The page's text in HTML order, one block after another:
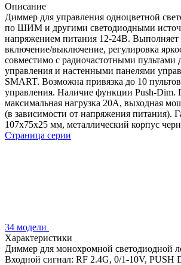
Описание
Диммер для управления одноцветной
по ШИМ и другими светодиодными
напряжением питания 12-24В.
включение/выключение, регулировка
совместимо с радиочастотными пультами
управления и настенными панелями
SMART. Возможна привязка до 10
управления. Наличие функции Push-Dim.
максимальная нагрузка 20А, выходная
(в зависимости от напряжения питания).
107x75x25 мм, металлический корпус
Страница серии
34 модели
Характеристики
Диммер для монохромной
Входной сигнал: RF 2.4G, 0/1-10V, PUSH